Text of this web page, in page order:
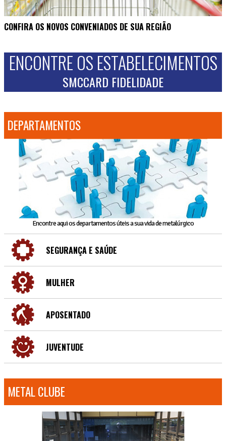
CONFIRA OS NOVOS CONVENIADOS DE SUA REGIÃO
ENCONTRE OS ESTABELECIMENTOS
SMCCARD FIDELIDADE
DEPARTAMENTOS
Encontre aqui os departamentos úteis a sua vida de metalúrgico
SEGURANÇA E SAÚDE
MULHER
APOSENTADO
JUVENTUDE
METAL CLUBE